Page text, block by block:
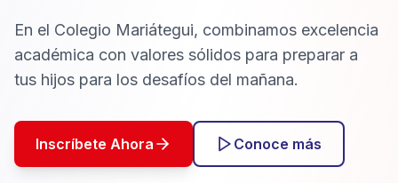
En el Colegio Mariátegui, combinamos excelencia
académica con valores sólidos para preparar a
tus hijos para los desafíos del mañana.
Inscríbete Ahora Conoce más